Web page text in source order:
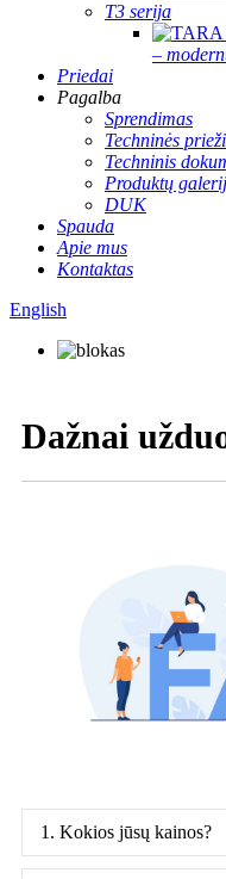
T3 serija
–
Priedai
Pagalba
Sprendimas
Techninės
Techninis
Produktų
DUK
Spauda
Apie mus
Kontaktas
English
Dažnai
1. Kokios jūsų kainos?